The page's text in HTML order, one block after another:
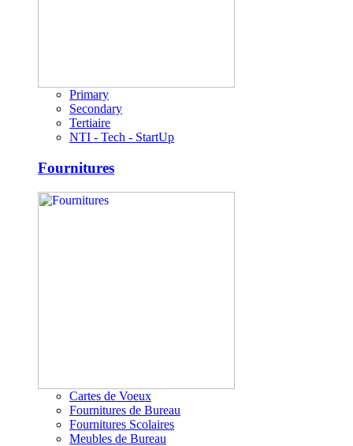
Primary
Secondary
Tertiaire
NTI - Tech - StartUp
Fournitures
Cartes de Voeux
Fournitures de Bureau
Fournitures Scolaires
Meubles de Bureau